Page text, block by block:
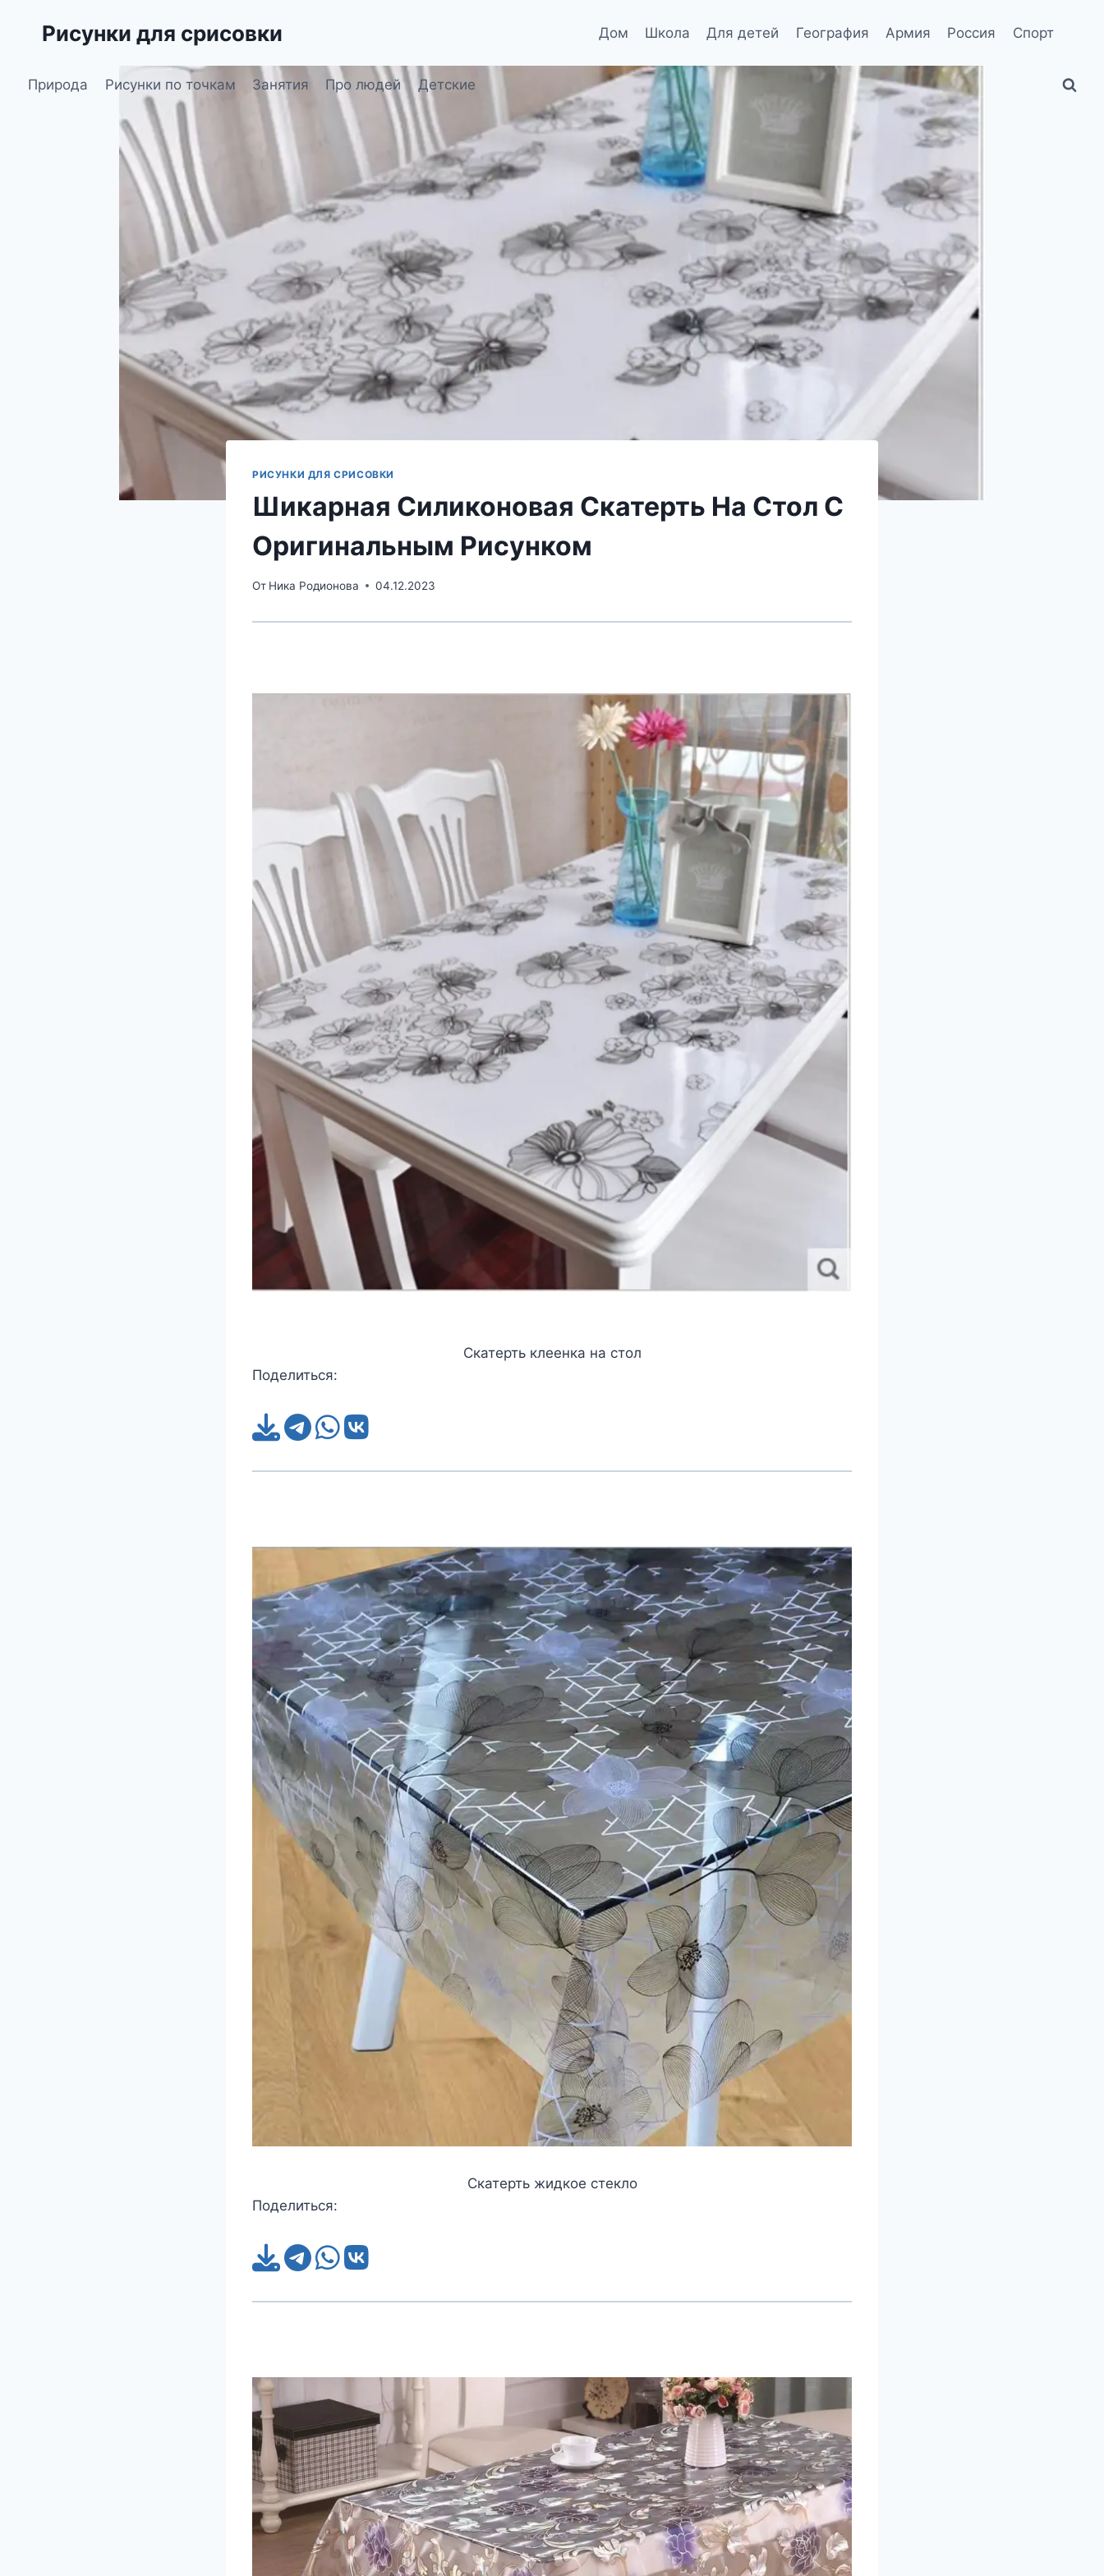
Рисунки для срисовки Дом Школа Для детей География Армия Россия Спорт
Природа Рисунки по точкам Занятия Про людей Детские
РИСУНКИ ДЛЯ СРИСОВКИ
Шикарная Силиконовая Скатерть На Стол С
Оригинальным Рисунком
От Ника Родионова 04.12.2023
Скатерть клеенка на стол
Поделиться:
Скатерть жидкое стекло
Поделиться: